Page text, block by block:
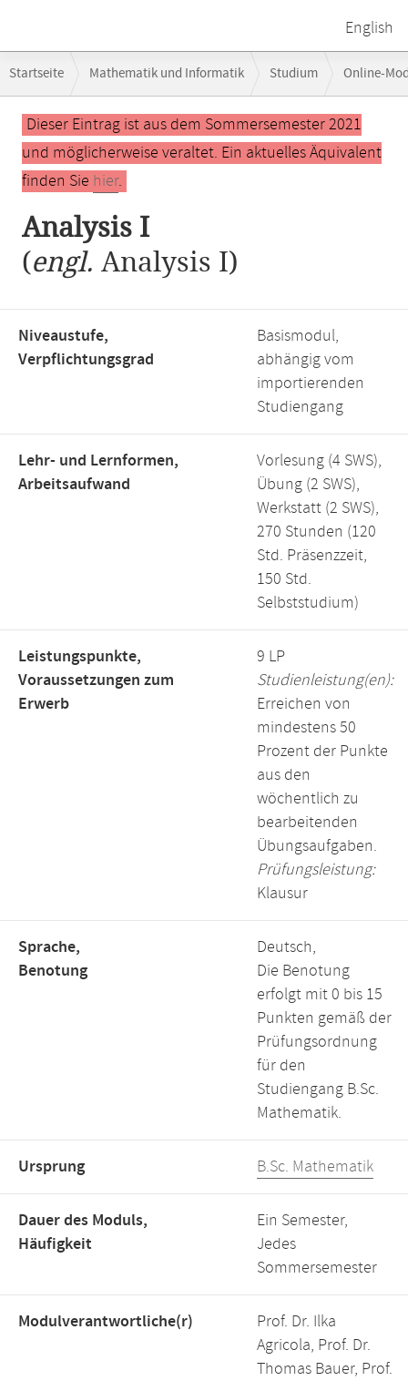
English
Navigation
Startseite Mathematik und Informatik Studium Online-
Hauptinhalt
Dieser Eintrag ist aus dem Sommersemester 2021
und möglicherweise veraltet. Ein aktuelles Äquivalent
finden Sie hier.
Analysis I
(engl. Analysis I)
Niveaustufe,
Verpflichtungsgrad
Basismodul,
abhängig vom
importierenden
Studiengang
Lehr- und Lernformen,
Arbeitsaufwand
Vorlesung (4 SWS),
Übung (2 SWS),
Werkstatt (2 SWS),
270 Stunden (120
Std. Präsenzzeit,
150 Std.
Selbststudium)
Leistungspunkte,
Voraussetzungen zum
Erwerb
9 LP
Studienleistung(en):
Erreichen von
mindestens 50
Prozent der Punkte
aus den
wöchentlich zu
bearbeitenden
Übungsaufgaben.
Prüfungsleistung:
Klausur
Sprache,
Benotung
Deutsch,
Die Benotung
erfolgt mit 0 bis 15
Punkten gemäß der
Prüfungsordnung
für den
Studiengang B.Sc.
Mathematik.
Ursprung B.Sc. Mathematik
Dauer des Moduls,
Häufigkeit
Ein Semester,
Jedes
Sommersemester
Modulverantwortliche(r)
Prof. Dr. Ilka
Agricola, Prof. Dr.
Thomas Bauer, Prof.